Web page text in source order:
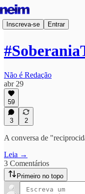
Inscreva-se Entrar
Não é Redação
abr 29
59
3 2
A conversa de
Leia →
3 Comentários
Primeiro no topo